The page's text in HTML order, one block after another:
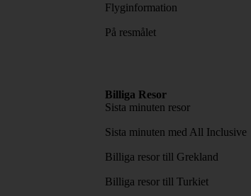
Flyginformation
På resmålet
Billiga Resor
Sista minuten resor
Sista minuten med All Inclusive
Billiga resor till Grekland
Billiga resor till Turkiet